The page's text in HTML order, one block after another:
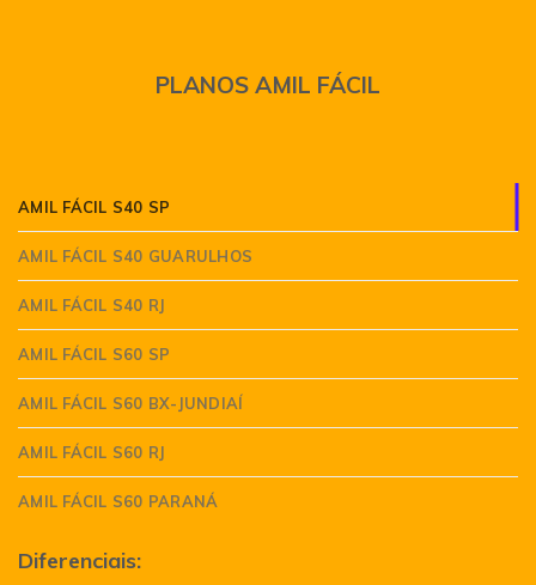
PLANOS AMIL FÁCIL
AMIL FÁCIL S40 SP
AMIL FÁCIL S40 GUARULHOS
AMIL FÁCIL S40 RJ
AMIL FÁCIL S60 SP
AMIL FÁCIL S60 BX-JUNDIAÍ
AMIL FÁCIL S60 RJ
AMIL FÁCIL S60 PARANÁ
Diferenciais: